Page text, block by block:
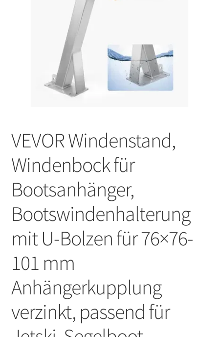
VEVOR Windenstand,
Windenbock für
Bootsanhänger,
Bootswindenhalterung
mit U-Bolzen für 76×76-
101 mm
Anhängerkupplung
verzinkt, passend für